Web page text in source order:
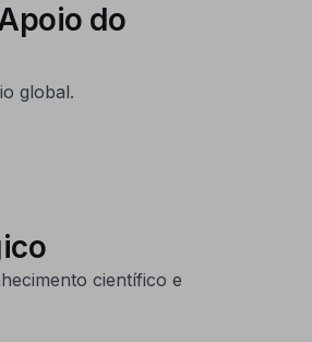
do
global.
científico e